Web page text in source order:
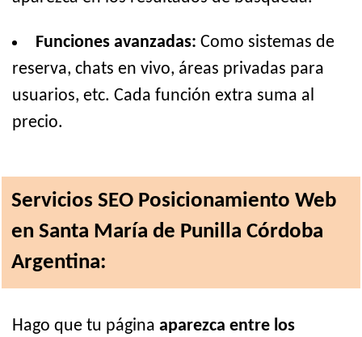
Funciones avanzadas: Como sistemas de
reserva, chats en vivo, áreas privadas para
usuarios, etc. Cada función extra suma al
precio.
Servicios SEO Posicionamiento Web
en Santa María de Punilla Córdoba
Argentina:
Hago que tu página aparezca entre los